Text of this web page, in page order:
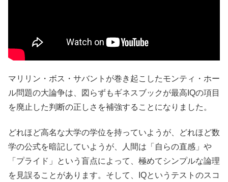
マリリン・ボス・サバントが巻き起こしたモンティ・ホー
ル問題の大論争は、図らずもギネスブックが最高IQの項目
を廃止した判断の正しさを補強することになりました。
どれほど高名な大学の学位を持っていようが、どれほど数
学の公式を暗記していようが、人間は「自らの直感」や
「プライド」という盲点によって、極めてシンプルな論理
を見誤ることがあります。そして、IQというテストのスコ